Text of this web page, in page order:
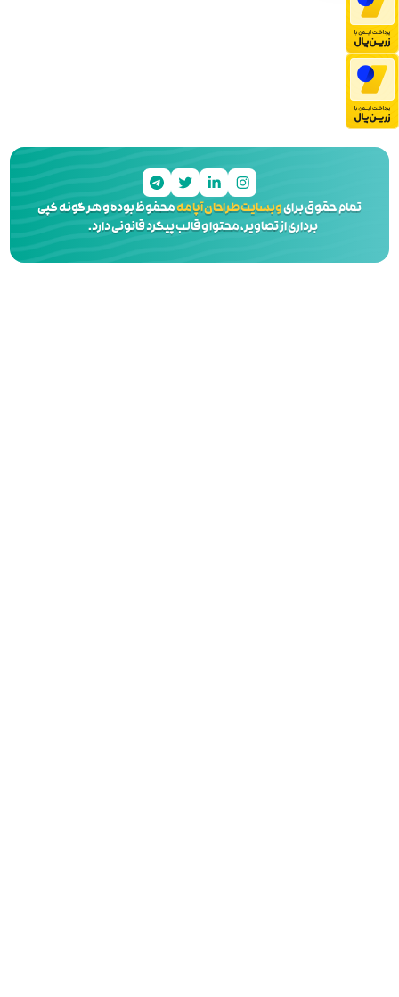
محفوظ بوده و هر گونه کپی
و قالب پیگرد قانونی دارد.